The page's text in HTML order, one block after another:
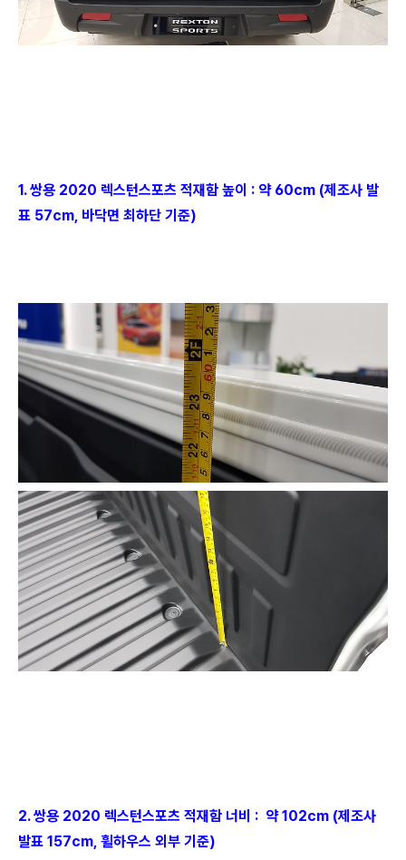
1. 쌍용 2020 렉스턴스포츠 적재함 높이 : 약 60cm (제조사 발
표 57cm, 바닥면 최하단 기준)
2. 쌍용 2020 렉스턴스포츠 적재함 너비 : 약 102cm (제조사
발표 157cm, 휠하우스 외부 기준)